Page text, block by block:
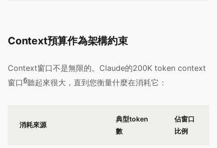
Context預算作為架構約束
Context窗口不是無限的。Claude的200K token context
窗口6聽起來很大，直到您衡量什麼在消耗它：
消耗來源
典型token
數
佔窗口
比例